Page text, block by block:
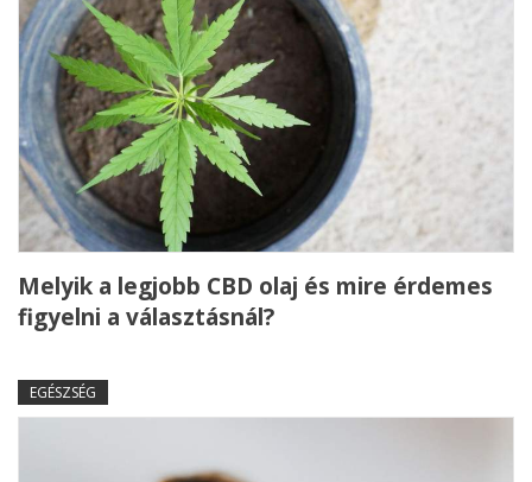
Melyik a legjobb CBD olaj és mire érdemes
figyelni a választásnál?
EGÉSZSÉG